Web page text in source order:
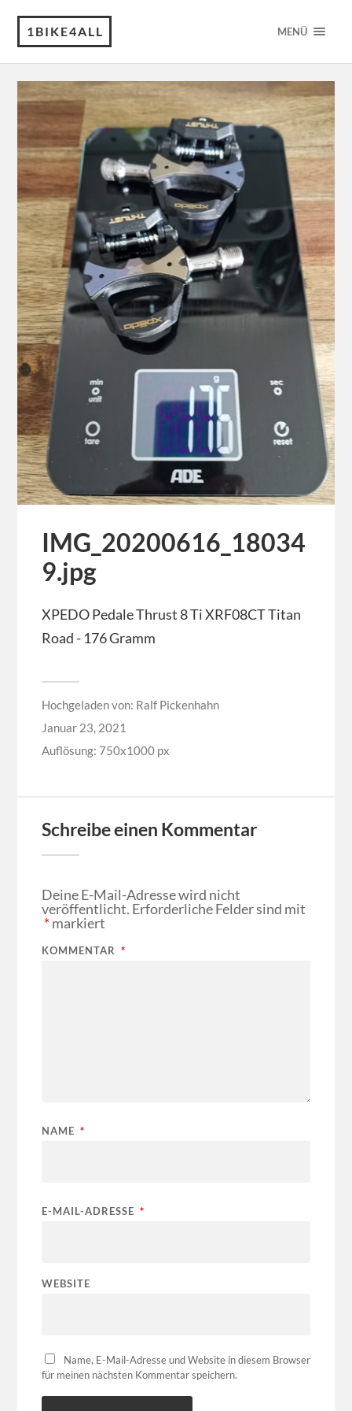
1BIKE4ALL MENÜ
IMG_20200616_18034
9.jpg
XPEDO Pedale Thrust 8 Ti XRF08CT Titan
Road - 176 Gramm
Hochgeladen von: Ralf Pickenhahn
Januar 23, 2021
Auflösung: 750x1000 px
Schreibe einen Kommentar
Deine E-Mail-Adresse wird nicht
veröffentlicht. Erforderliche Felder sind mit
*markiert
KOMMENTAR *
NAME *
E-MAIL-ADRESSE *
WEBSITE
Name, E-Mail-Adresse und Website in diesem Browser
für meinen nächsten Kommentar speichern.